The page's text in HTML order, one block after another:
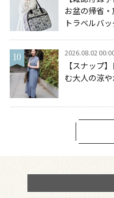
お盆の帰省
トラベルバ
2026.08.02
【スナップ
む大人の涼